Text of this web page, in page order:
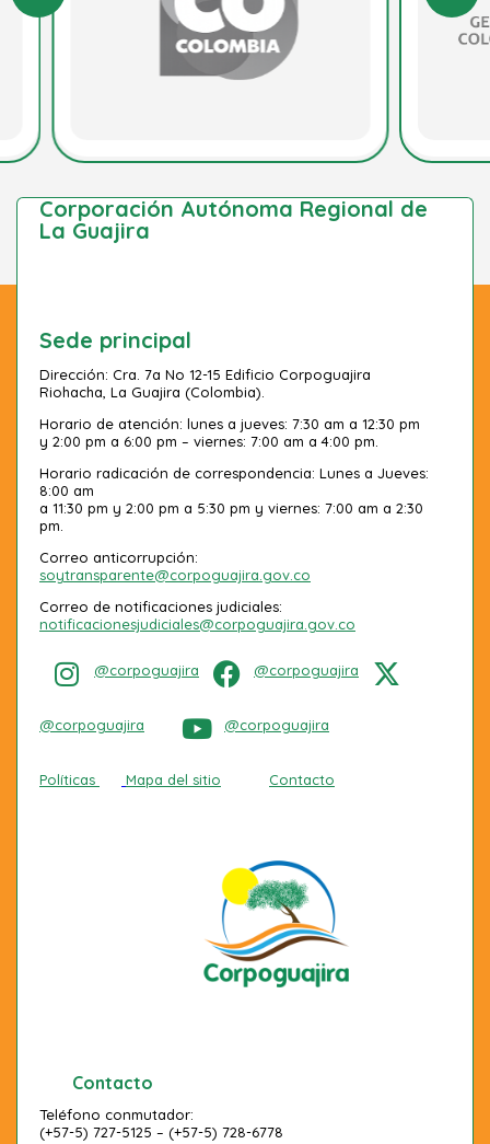
Corporación Autónoma Regional de
La Guajira
Sede principal
Dirección: Cra. 7a No 12-15 Edificio Corpoguajira
Riohacha, La Guajira (Colombia).
Horario de atención: lunes a jueves: 7:30 am a 12:30 pm
y 2:00 pm a 6:00 pm – viernes: 7:00 am a 4:00 pm.
Horario radicación de correspondencia: Lunes a Jueves:
8:00 am
a 11:30 pm y 2:00 pm a 5:30 pm y viernes: 7:00 am a 2:30
pm.
Correo anticorrupción:
soytransparente@corpoguajira.gov.co
Correo de notificaciones judiciales:
notificacionesjudiciales@corpoguajira.gov.co
@corpoguajira @corpoguajira
@corpoguajira @corpoguajira
Políticas Mapa del sitio Contacto
Contacto
Teléfono conmutador:
(+57-5) 727-5125 – (+57-5) 728-6778